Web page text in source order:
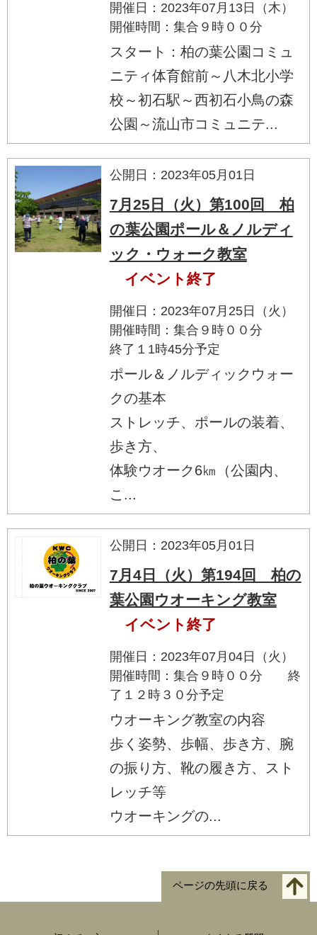
開催日：2023年07月13日（木）
開催時間：集合９時００分
スタート：柏の葉公園コミュ
ニティ体育館前～八木北小学
校～初石駅～西初石小鳥の森
公園～流山市コミュニテ...
公開日：2023年05月01日
7月25日（火）第100回 柏
の葉公園ポール＆ノルディ
ック・ウォーク教室
イベント終了
開催日：2023年07月25日（火）
開催時間：集合９時００分
終了１1時45分予定
ポール＆ノルディックウォー
クの基本
ストレッチ、ポールの装着、
歩き方、
体験ウオーク6㎞（公園内、
こ...
公開日：2023年05月01日
7月4日（火）第194回 柏の
葉公園ウオーキング教室
イベント終了
開催日：2023年07月04日（火）
開催時間：集合９時００分 終
了１２時３０分予定
ウオーキング教室の内容
歩く姿勢、歩幅、歩き方、腕
の振り方、靴の履き方、スト
レッチ等
ウオーキングの...
ページの先頭に戻る